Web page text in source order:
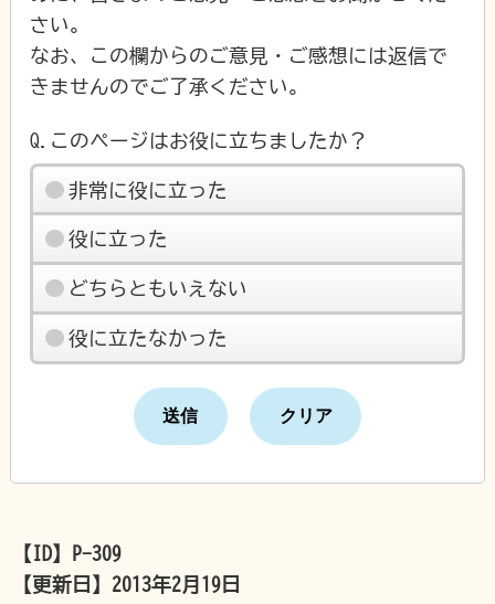
さい。
なお、この欄からのご意見・ご感想には返信で
きませんのでご了承ください。
Q.このページはお役に立ちましたか？
非常に役に立った
役に立った
どちらともいえない
役に立たなかった
【ID】
P-309
【更新日】 2013年2月19日